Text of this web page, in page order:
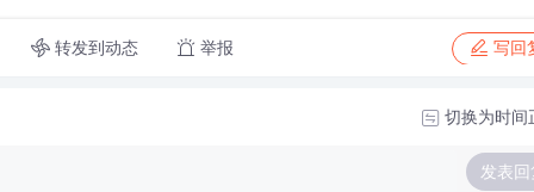
转发到动态 举报 写回
切换为时间
发表回